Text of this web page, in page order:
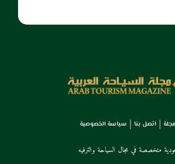
اتصل بنا سياسة الخصوصية
متخصصة في مجال السياحة والترفيه